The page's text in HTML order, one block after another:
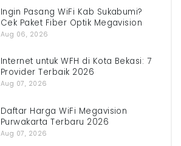
Ingin Pasang WiFi Kab Sukabumi?
Cek Paket Fiber Optik Megavision
Aug 06, 2026
Internet untuk WFH di Kota Bekasi: 7
Provider Terbaik 2026
Aug 07, 2026
Daftar Harga WiFi Megavision
Purwakarta Terbaru 2026
Aug 07, 2026